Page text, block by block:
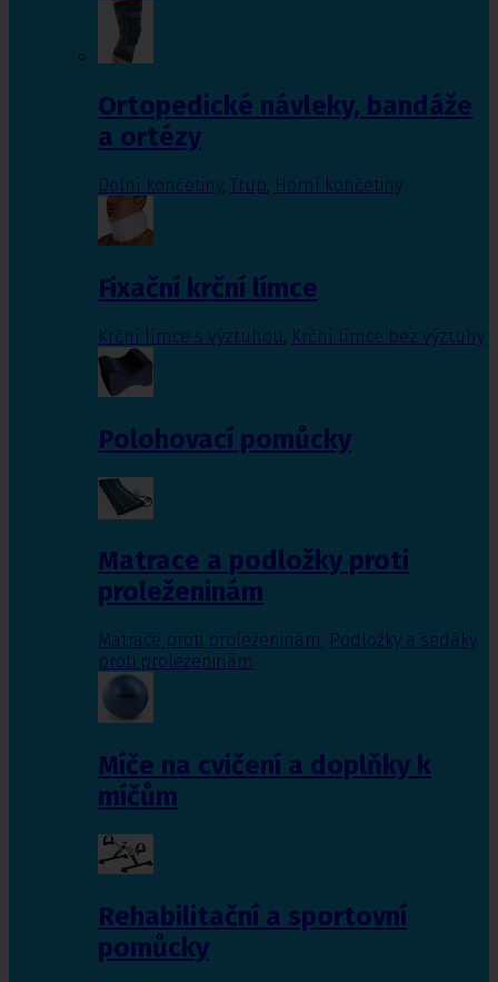
Ortopedické návleky, bandáže
a ortézy
Dolní končetiny, Trup, Horní končetiny
Fixační krční límce
Krční límce s výztuhou Krční límce bez výztuhy
Polohovací pomůcky
Matrace a podložky proti
proleženinám
Matrace proti proleženinám, Podložky a sedáky
proti proleženinám
Míče na cvičení a doplňky k
míčům
Rehabilitační a sportovní
pomůcky